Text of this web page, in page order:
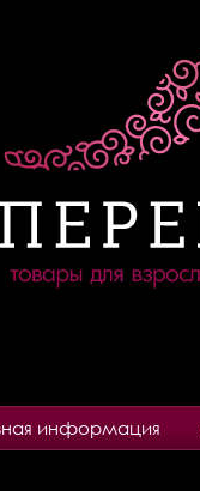
информация